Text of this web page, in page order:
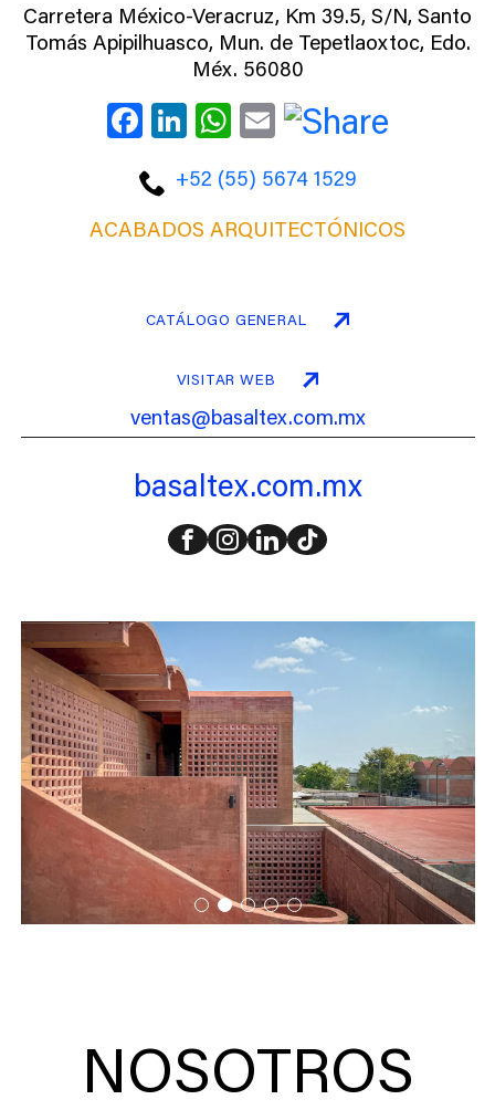
Carretera México-Veracruz, Km 39.5, S/N, Santo
Tomás Apipilhuasco, Mun. de Tepetlaoxtoc, Edo.
Méx. 56080
Facebook
LinkedIn
WhatsApp
Email
+52 (55) 5674 1529
ACABADOS ARQUITECTÓNICOS
CATÁLOGO GENERAL
VISITAR WEB
ventas@basaltex.com.mx
basaltex.com.mx
NOSOTROS